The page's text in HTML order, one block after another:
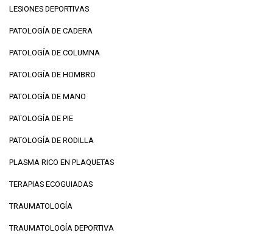
LESIONES DEPORTIVAS
PATOLOGÍA DE CADERA
PATOLOGÍA DE COLUMNA
PATOLOGÍA DE HOMBRO
PATOLOGÍA DE MANO
PATOLOGÍA DE PIE
PATOLOGÍA DE RODILLA
PLASMA RICO EN PLAQUETAS
TERAPIAS ECOGUIADAS
TRAUMATOLOGÍA
TRAUMATOLOGÍA DEPORTIVA